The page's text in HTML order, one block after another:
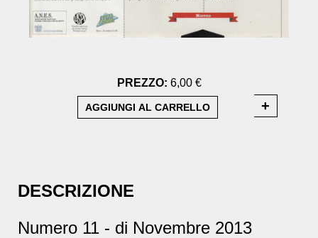
PREZZO: 6,00 €
DESCRIZIONE
Numero 11 - di Novembre 2013